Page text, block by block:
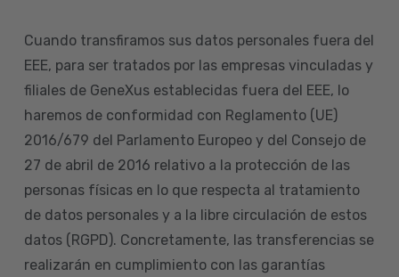
Cuando transfiramos sus datos personales fuera del
EEE, para ser tratados por las empresas vinculadas y
filiales de GeneXus establecidas fuera del EEE, lo
haremos de conformidad con Reglamento (UE)
2016/679 del Parlamento Europeo y del Consejo de
27 de abril de 2016 relativo a la protección de las
personas físicas en lo que respecta al tratamiento
de datos personales y a la libre circulación de estos
datos (RGPD). Concretamente, las transferencias se
realizarán en cumplimiento con las garantías